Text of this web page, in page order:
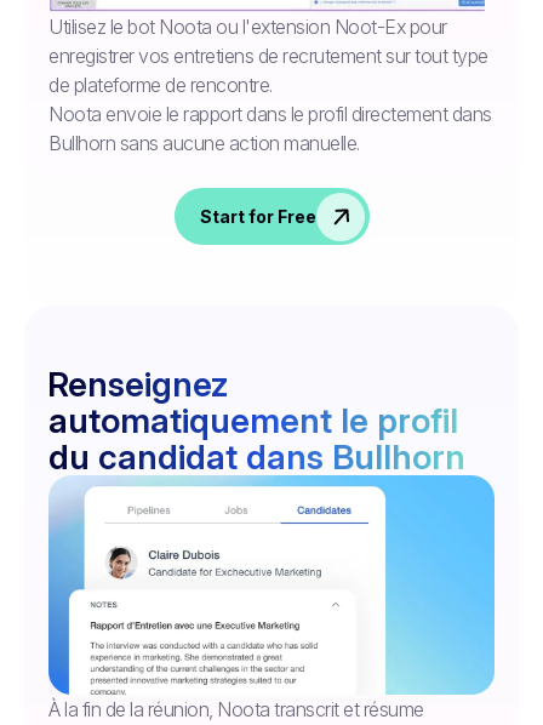
Utilisez le bot Noota ou l'extension Noot-Ex pour
enregistrer vos entretiens de recrutement sur tout type
de plateforme de rencontre.
Noota envoie le rapport dans le profil directement dans
Bullhorn sans aucune action manuelle.
Start for Free
Renseignez
automatiquement le profil
du candidat dans Bullhorn
À la fin de la réunion, Noota transcrit et résume